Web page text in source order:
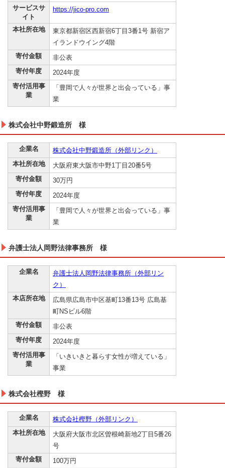
サービスサ
イト
https://jico-pro.com
本社所在地
東京都新宿区西新宿6丁目3番1号 新宿ア
イランドウイング4階
寄付金額
非公表
寄付年度
2024年度
寄付活用事
業
「豊岡で人々が世界と出会っている」事
業
株式会社中野鍛造所 様
企業名
株式会社中野鍛造所（外部リンク）
本社所在地
大阪府東大阪市中野1丁目20番5号
寄付金額
30万円
寄付年度
2024年度
寄付活用事
業
「豊岡で人々が世界と出会っている」事
業
弁護士法人岡野法律事務所 様
企業名
弁護士法人岡野法律事務所（外部リン
ク）
本店所在地
広島県広島市中区基町13番13号 広島基
町NSビル6階
寄付金額
非公表
寄付年度
2024年度
寄付活用事
業
「いきいきと暮らす女性が増えている」
事業
株式会社樫野 様
企業名
株式会社樫野（外部リンク）
本社所在地
大阪府大阪市北区曽根崎新地2丁目5番26
号
寄付金額
100万円